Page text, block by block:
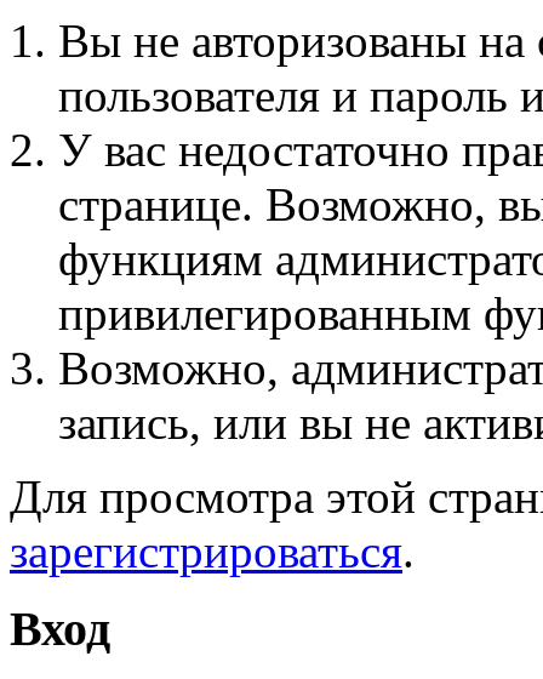
Вы не авторизованы на
пользователя и пароль
У вас недостаточно
странице. Возможно,
функциям
привилегированным
Возможно,
запись, или вы не
Для просмотра этой
зарегистрироваться.
Вход